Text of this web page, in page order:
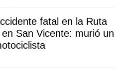
fatal en la Ruta
en San Vicente: murió un